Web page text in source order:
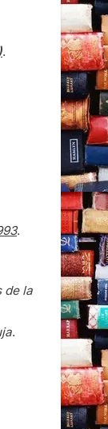
.
.
de la
.